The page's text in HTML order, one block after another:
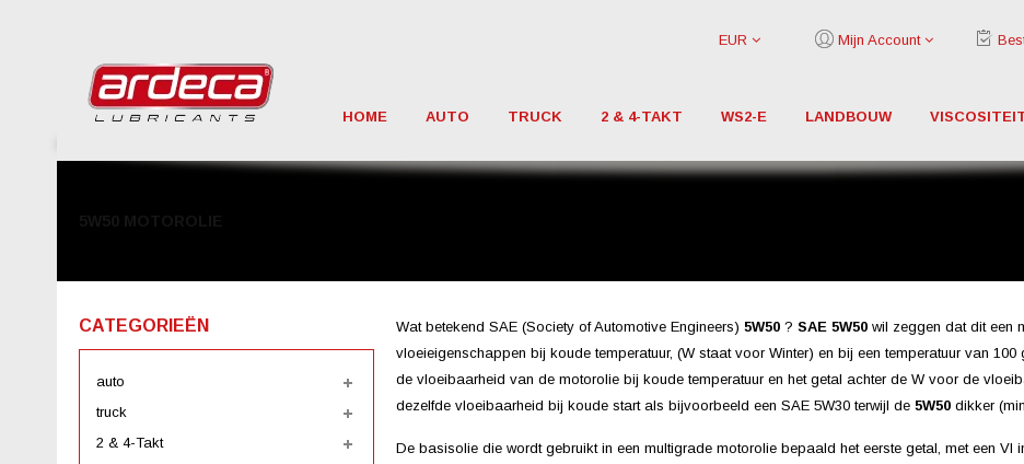
Mijn Account
EUR
HOME AUTO TRUCK 2 & 4-TAKT WS2-E LANDBOUW
Wat betekend SAE (Society of Automotive Engineers)5W50?SAE 5W50 wil zeggen dat dit een
vloeieigenschappen bij koude temperatuur, (W staat voor Winter) en bij een temperatuur van
de vloeibaarheid van de motorolie bij koude temperatuur en het getal achter de W voor de
dezelfde vloeibaarheid bij koude start als bijvoorbeeld een SAE 5W30 terwijl de5W50 dikker
De basisolie die wordt gebruikt in een multigrade motorolie bepaald het eerste getal, met een
CATEGORIEËN
auto
truck
2 & 4-Takt